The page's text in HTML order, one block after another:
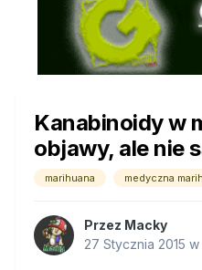
Kanabinoidy w
objawy, ale nie
marihuana medyczna
Przez Macky
27 Stycznia 2015 w